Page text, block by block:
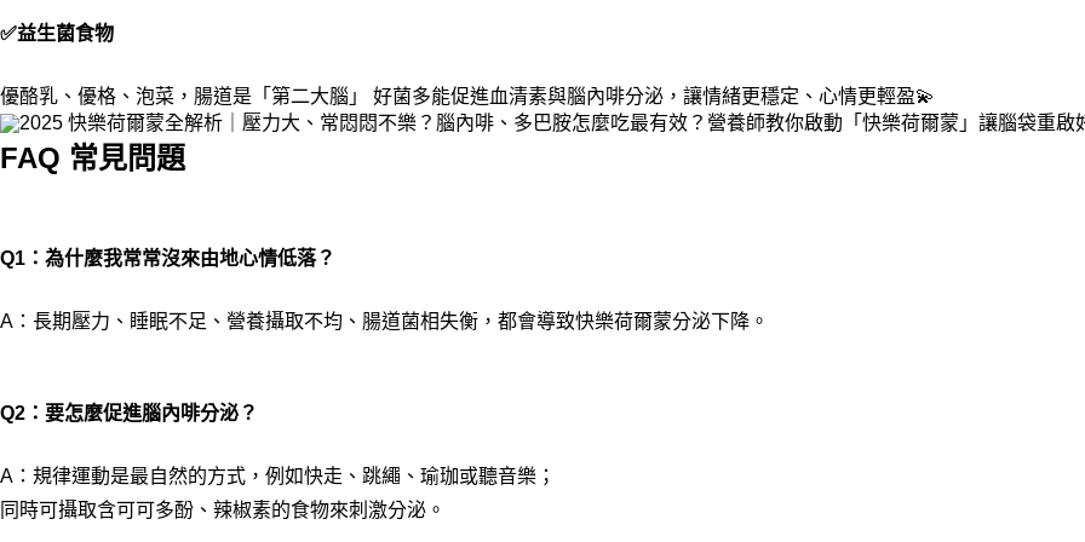
✅益生菌食物
優酪乳、優格、泡菜， 腸道是「第二大腦」 好菌多能促進血清素與腦內啡分泌，讓情緒更穩定、心情更輕盈💫
FAQ 常見問題
Q1：為什麼我常常沒來由地心情低落？
A：長期壓力、睡眠不足、營養攝取不均、腸道菌相失衡，都會導致快樂荷爾蒙分泌下降。
Q2：要怎麼促進腦內啡分泌？
A：規律運動是最自然的方式，例如快走、跳繩、瑜珈或聽音樂；
同時可攝取含可可多酚、辣椒素的食物來刺激分泌。